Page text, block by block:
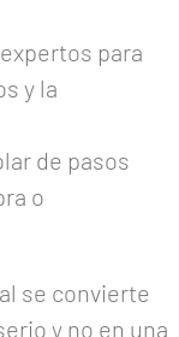
para
y la
de pasos
o
se convierte
y no en una